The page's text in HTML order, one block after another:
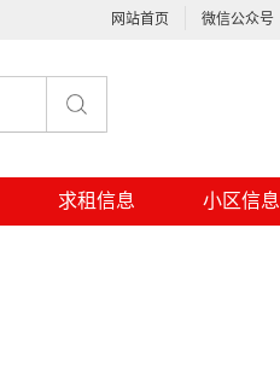
网站首页 微信公众号
求租信息 小区信息